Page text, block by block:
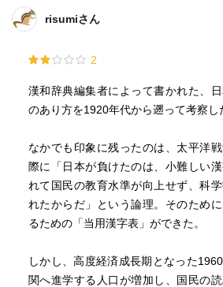
risumiさん
2
漢和辞典編集者によって書かれた、
のあり方を1920年代から遡って考察し
なかでも印象に残ったのは、太平洋
際に「日本が負けたのは、小難しい
れて国民の教育水準が向上せず、科
れたからだ」という論理。そのため
るための「当用漢字表」ができた。
しかし、高度経済成長期となった
関へ進学する人口が増加し、国民の